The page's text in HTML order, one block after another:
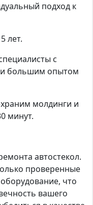
подход к
лет.
с
и большим опытом
молдинги и
минут.
автостекол.
проверенные
что
вашего